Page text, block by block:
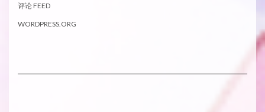
评论 FEED
WORDPRESS.ORG